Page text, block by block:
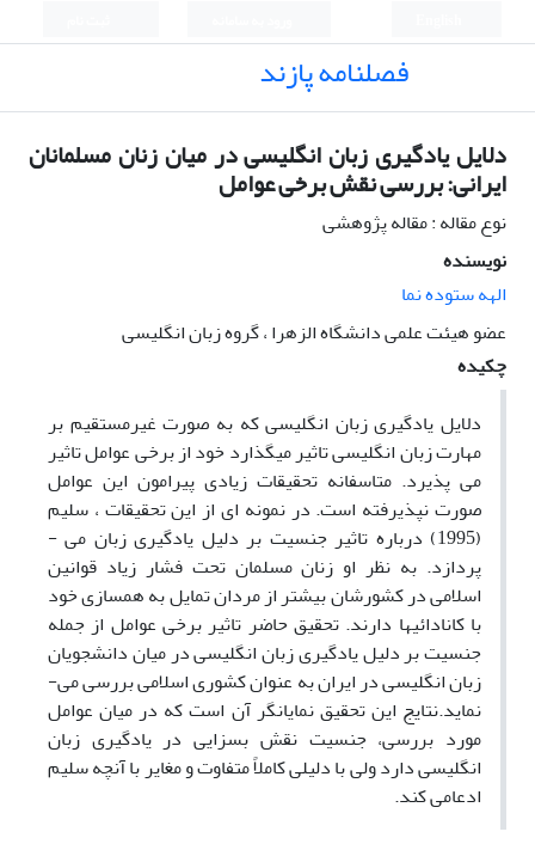
فصلنامه پازند
دلایل یادگیری زبان انگلیسی در میان زنان مسلمانان
ایرانی: بررسی نقش برخی عوامل
نوع مقاله : مقاله پژوهشی
نویسنده
الهه ستوده نما
عضو هیئت علمی دانشگاه الزهرا ، گروه زبان انگلیسی
چکیده
دلایل یادگیری زبان انگلیسی که به صورت غیرمستقیم بر
مهارت زبان انگلیسی تاثیر می­گذارد خود از برخی عوامل تاثیر
می­ پذیرد. متاسفانه تحقیقات زیادی پیرامون این عوامل
صورت نپذیرفته است. در نمونه ­ای از این تحقیقات ، سلیم
(1995) درباره تاثیر جنسیت بر دلیل یادگیری زبان می ­
پردازد. به نظر او زنان مسلمان تحت فشار زیاد قوانین
اسلامی در کشورشان بیشتر از مردان تمایل به همسازی خود
با کانادائی­ها دارند. تحقیق حاضر تاثیر برخی عوامل از جمله
جنسیت بر دلیل یادگیری زبان انگلیسی در میان دانشجویان
زبان انگلیسی در ایران به عنوان کشوری اسلامی بررسی می­
نماید.نتایج این تحقیق نمایانگر آن است که در میان عوامل
مورد بررسی، جنسیت نقش بسزایی در یادگیری زبان
انگلیسی دارد ولی با دلیلی کاملاً متفاوت و مغایر با آنچه سلیم
ادعامی­ کند.